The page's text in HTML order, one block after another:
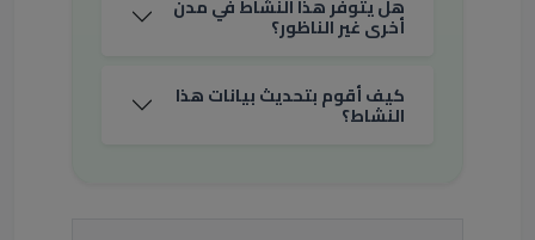
أخرى غير الناظور؟
كيف أقوم بتحديث بيانات هذا
النشاط؟